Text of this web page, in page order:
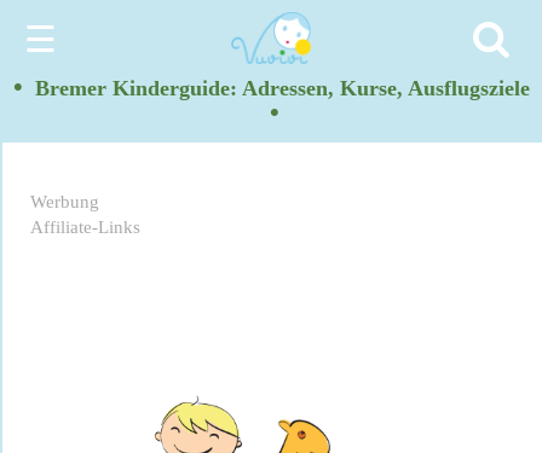
☰
• Bremer Kinderguide: Adressen, Kurse, Ausflugsziele
•
Werbung
Affiliate-Links